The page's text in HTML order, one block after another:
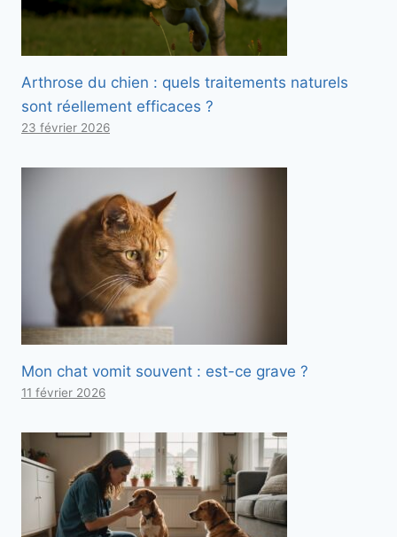
Arthrose du chien : quels traitements naturels
sont réellement efficaces ?
23 février 2026
Mon chat vomit souvent : est-ce grave ?
11 février 2026